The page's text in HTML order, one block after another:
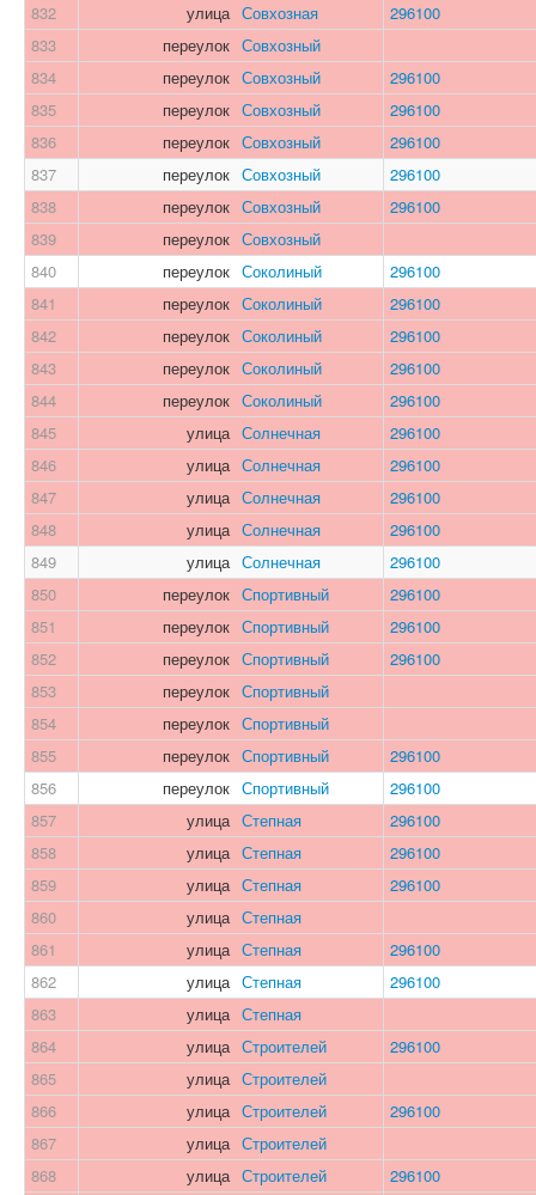
832
улица Совхозная
296100
833
переулок Совхозный
834
переулок Совхозный
296100
835
переулок Совхозный
296100
836
переулок Совхозный
296100
837
переулок Совхозный
296100
838
переулок Совхозный
296100
839
переулок Совхозный
840
переулок Соколиный
296100
841
переулок Соколиный
296100
842
переулок Соколиный
296100
843
переулок Соколиный
296100
844
переулок Соколиный
296100
845
улица Солнечная
296100
846
улица Солнечная
296100
847
улица Солнечная
296100
848
улица Солнечная
296100
849
улица Солнечная
296100
850
переулок Спортивный
296100
851
переулок Спортивный
296100
852
переулок Спортивный
296100
853
переулок Спортивный
854
переулок Спортивный
855
переулок Спортивный
296100
856
переулок Спортивный
296100
857
улица Степная
296100
858
улица Степная
296100
859
улица Степная
296100
860
улица Степная
861
улица Степная
296100
862
улица Степная
296100
863
улица Степная
864
улица Строителей
296100
865
улица Строителей
866
улица Строителей
296100
867
улица Строителей
868
улица Строителей
296100